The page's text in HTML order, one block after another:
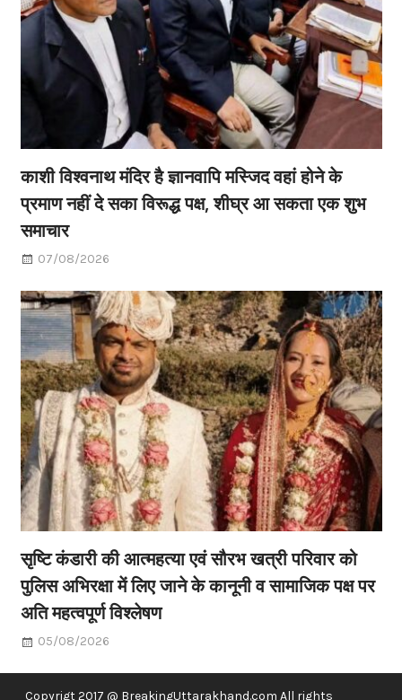
काशी विश्वनाथ मंदिर है ज्ञानवापि मस्जिद वहां होने के
प्रमाण नहीं दे सका विरूद्ध पक्ष, शीघ्र आ सकता एक शुभ
समाचार
07/08/2026
सृष्टि कंडारी की आत्महत्या एवं सौरभ खत्री परिवार को
पुलिस अभिरक्षा में लिए जाने के कानूनी व सामाजिक पक्ष पर
अति महत्वपूर्ण विश्लेषण
05/08/2026
Copyrigt 2017 @ BreakingUttarakhand.com All rights